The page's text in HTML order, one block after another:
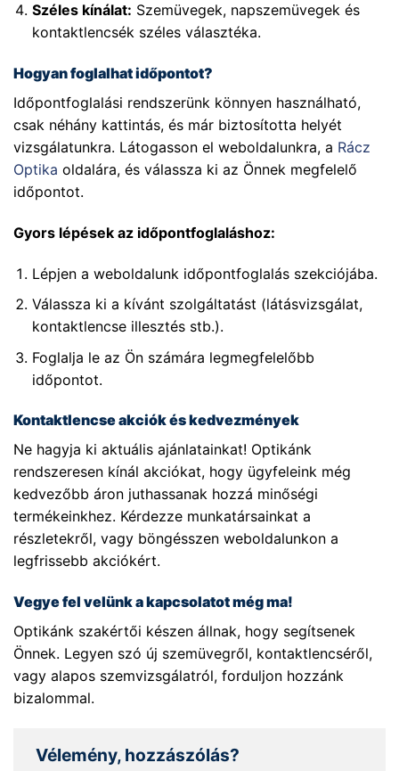
Széles kínálat: Szemüvegek, napszemüvegek és
kontaktlencsék széles választéka.
Hogyan foglalhat időpontot?
Időpontfoglalási rendszerünk könnyen használható,
csak néhány kattintás, és már biztosította helyét
vizsgálatunkra. Látogasson el weboldalunkra, a Rácz
Optika oldalára, és válassza ki az Önnek megfelelő
időpontot.
Gyors lépések az időpontfoglaláshoz:
Lépjen a weboldalunk időpontfoglalás szekciójába.
Válassza ki a kívánt szolgáltatást (látásvizsgálat,
kontaktlencse illesztés stb.).
Foglalja le az Ön számára legmegfelelőbb
időpontot.
Kontaktlencse akciók és kedvezmények
Ne hagyja ki aktuális ajánlatainkat! Optikánk
rendszeresen kínál akciókat, hogy ügyfeleink még
kedvezőbb áron juthassanak hozzá minőségi
termékeinkhez. Kérdezze munkatársainkat a
részletekről, vagy böngésszen weboldalunkon a
legfrissebb akciókért.
Vegye fel velünk a kapcsolatot még ma!
Optikánk szakértői készen állnak, hogy segítsenek
Önnek. Legyen szó új szemüvegről, kontaktlencséről,
vagy alapos szemvizsgálatról, forduljon hozzánk
bizalommal.
Vélemény, hozzászólás?